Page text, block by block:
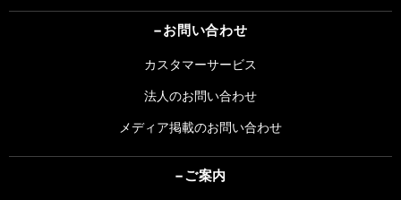
お問い合わせ
カスタマーサービス
法人のお問い合わせ
メディア掲載のお問い合わせ
ご案内